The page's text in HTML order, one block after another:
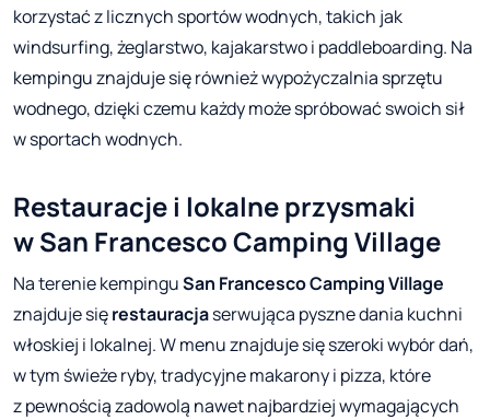
korzystać z licznych sportów wodnych, takich jak
windsurfing, żeglarstwo, kajakarstwo i paddleboarding. Na
kempingu znajduje się również wypożyczalnia sprzętu
wodnego, dzięki czemu każdy może spróbować swoich sił
w sportach wodnych.
Restauracje i lokalne przysmaki
w San Francesco Camping Village
Na terenie kempinguSan FrancescoCamping Village
znajduje sięrestauracjaserwująca pyszne dania kuchni
włoskiej i lokalnej. W menu znajduje się szeroki wybór dań,
w tym świeże ryby, tradycyjne makarony i pizza, które
z pewnością zadowolą nawet najbardziej wymagających